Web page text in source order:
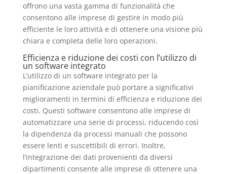
offrono una vasta gamma di funzionalità che
consentono alle imprese di gestire in modo più
efficiente le loro attività e di ottenere una visione più
chiara e completa delle loro operazioni.
Efficienza e riduzione dei costi con l’utilizzo di
un software integrato
L’utilizzo di un software integrato per la
pianificazione aziendale può portare a significativi
miglioramenti in termini di efficienza e riduzione dei
costi. Questi software consentono alle imprese di
automatizzare una serie di processi, riducendo così
la dipendenza da processi manuali che possono
essere lenti e suscettibili di errori. Inoltre,
l’integrazione dei dati provenienti da diversi
dipartimenti consente alle imprese di ottenere una